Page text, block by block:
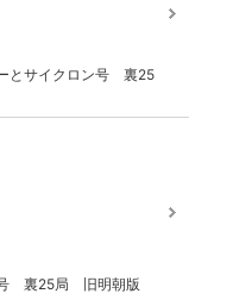
とサイクロン号 裏25
号 裏25局 旧明朝版